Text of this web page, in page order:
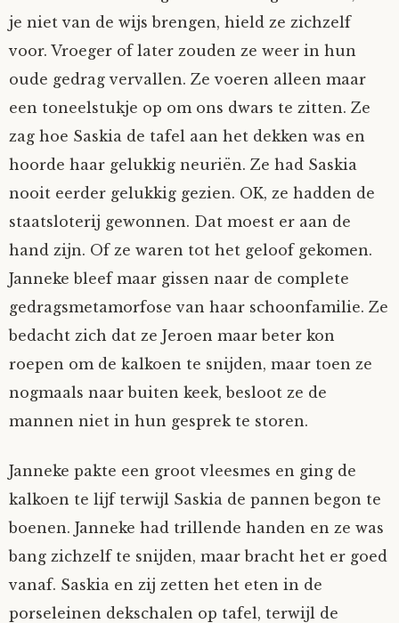
je niet van de wijs brengen, hield ze zichzelf
voor. Vroeger of later zouden ze weer in hun
oude gedrag vervallen. Ze voeren alleen maar
een toneelstukje op om ons dwars te zitten. Ze
zag hoe Saskia de tafel aan het dekken was en
hoorde haar gelukkig neuriën. Ze had Saskia
nooit eerder gelukkig gezien. OK, ze hadden de
staatsloterij gewonnen. Dat moest er aan de
hand zijn. Of ze waren tot het geloof gekomen.
Janneke bleef maar gissen naar de complete
gedragsmetamorfose van haar schoonfamilie. Ze
bedacht zich dat ze Jeroen maar beter kon
roepen om de kalkoen te snijden, maar toen ze
nogmaals naar buiten keek, besloot ze de
mannen niet in hun gesprek te storen.
Janneke pakte een groot vleesmes en ging de
kalkoen te lijf terwijl Saskia de pannen begon te
boenen. Janneke had trillende handen en ze was
bang zichzelf te snijden, maar bracht het er goed
vanaf. Saskia en zij zetten het eten in de
porseleinen dekschalen op tafel, terwijl de